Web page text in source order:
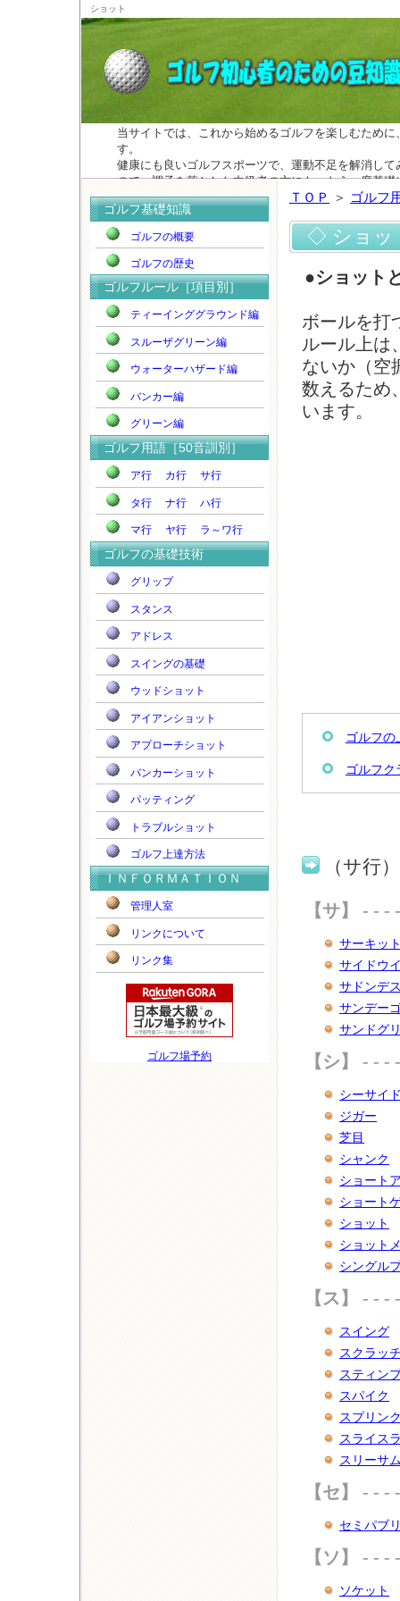
ショット
当サイトでは、これから始めるゴルフを楽しむため
す。
健康にも良いゴルフスポーツで、運動不足を解消し
ので、調子を落とした中級者の方にも、もう一度基
ＴＯＰ ＞ ゴルフ
◇ ショッ
●ショット
ボールを打
ルール上は
ないか（空
数えるため
います。
ゴルフ
ゴルフ
（サ行
【サ】 - -
サーキッ
サイドウ
サドンデ
サンデー
サンドグ
【シ】 - -
シーサイ
ジガー
芝目
シャンク
ショート
ショート
ショット
ショット
シングル
【ス】 - -
スイング
スクラッ
スティン
スパイク
スプリン
スライス
スリーサ
【セ】 - -
セミパブ
【ソ】 - -
ソケット
ゴルフ基礎知識
ゴルフの概要
ゴルフの歴史
ゴルフルール［項目別］
ティーインググラウンド編
スルーザグリーン編
ウォーターハザード編
バンカー編
グリーン編
ゴルフ用語［50音訓別］
ア行 カ行 サ行
タ行 ナ行 ハ行
マ行 ヤ行 ラ～ワ行
ゴルフの基礎技術
グリップ
スタンス
アドレス
スイングの基礎
ウッドショット
アイアンショット
アプローチショット
バンカーショット
パッティング
トラブルショット
ゴルフ上達方法
ＩＮＦＯＲＭＡＴＩＯＮ
管理人室
リンクについて
リンク集
ゴルフ場予約